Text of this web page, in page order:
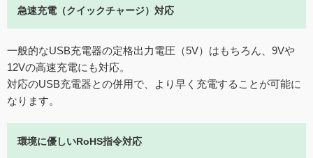
急速充電（クイックチャージ）対応
一般的なUSB充電器の定格出力電圧（5V）はもちろん、9Vや
12Vの高速充電にも対応。
対応のUSB充電器との併用で、より早く充電することが可能に
なります。
環境に優しいRoHS指令対応